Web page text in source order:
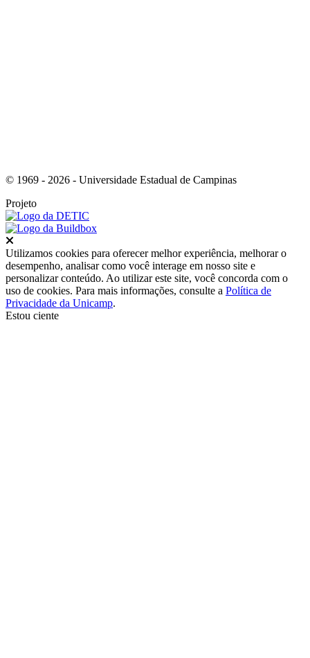
© 1969 - 2026 - Universidade Estadual de Campinas
Projeto
Utilizamos cookies para oferecer melhor experiência, melhorar o
desempenho, analisar como você interage em nosso site e
personalizar conteúdo. Ao utilizar este site, você concorda com o
uso de cookies. Para mais informações, consulte a Política de
Privacidade da Unicamp.
Estou ciente